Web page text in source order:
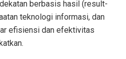
berbasis hasil (result-
teknologi informasi, dan
efisiensi dan efektivitas